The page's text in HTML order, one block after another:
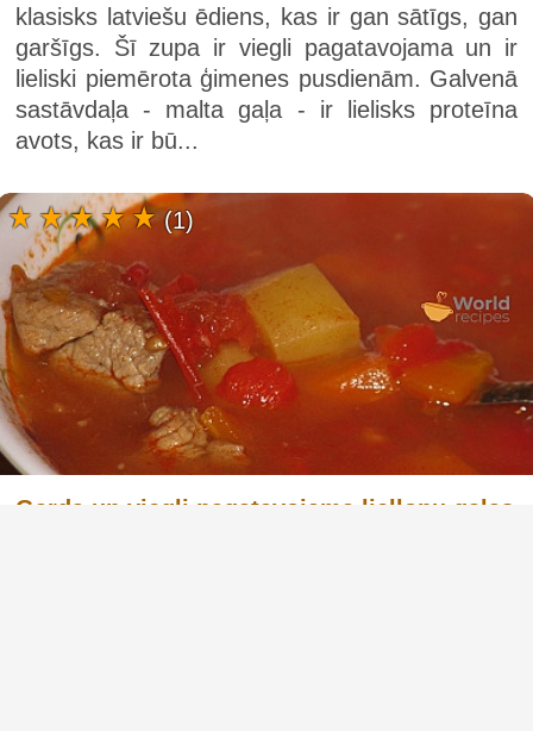
klasisks latviešu ēdiens, kas ir gan sātīgs, gan
garšīgs. Šī zupa ir viegli pagatavojama un ir
lieliski piemērota ģimenes pusdienām. Galvenā
sastāvdaļa - malta gaļa - ir lielisks proteīna
avots, kas ir bū...
Garda un viegli pagatavojama liellopu gaļas
(1)